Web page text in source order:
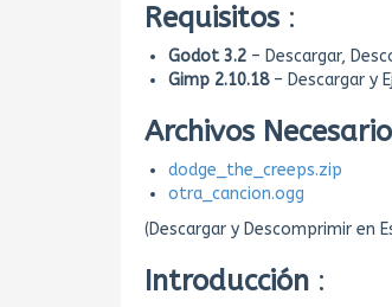
Requisitos :
Godot 3.2 – Descargar,
Gimp 2.10.18– Descargar y
Archivos
dodge_the_creeps.zip
otra_cancion.ogg
(Descargar y Descomprimir en
Introducción :